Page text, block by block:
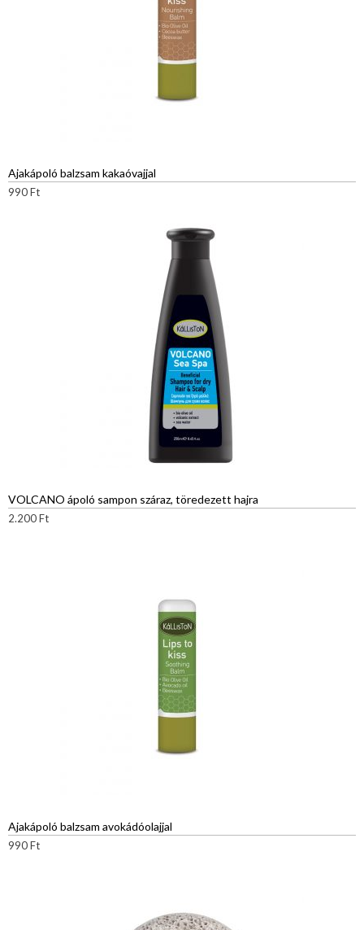
Ajakápoló balzsam kakaóvajjal
990Ft
VOLCANO ápoló sampon száraz, töredezett hajra
2.200Ft
Ajakápoló balzsam avokádóolajjal
990Ft